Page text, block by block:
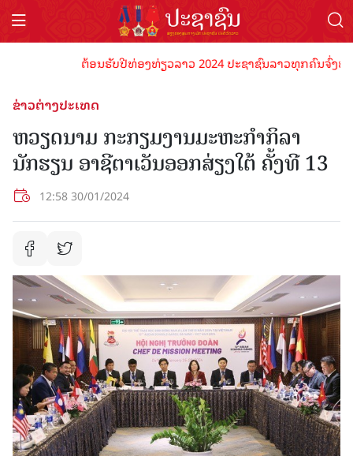
ຕ້ອນຮັບປີທ່ອງທ່ຽວລາວ 2024 ປະຊາຊົນລາວທຸກຄົນຈົ່ງພ້
ຂ່າວຕ່າງປະເທດ
ຫວຽດນາມ ກະກຽມງານມະຫະກຳກິລາ
ນັກຮຽນ ອາຊີຕາເວັນອອກສ່ຽງໃຕ້ ຄັ້ງທີ 13
12:58 30/01/2024